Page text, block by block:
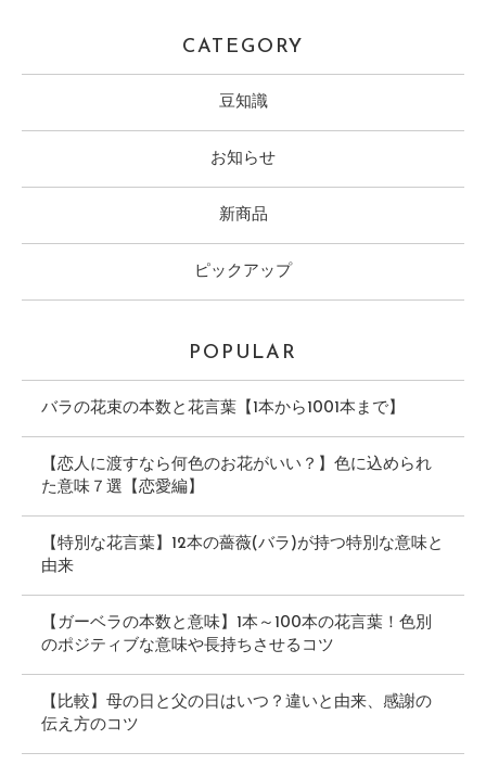
CATEGORY
豆知識
お知らせ
新商品
ピックアップ
POPULAR
バラの花束の本数と花言葉【1本から1001本まで】
【恋人に渡すなら何色のお花がいい？】色に込められ
た意味７選【恋愛編】
【特別な花言葉】12本の薔薇(バラ)が持つ特別な意味と
由来
【ガーベラの本数と意味】1本～100本の花言葉！色別
のポジティブな意味や長持ちさせるコツ
【比較】母の日と父の日はいつ？違いと由来、感謝の
伝え方のコツ